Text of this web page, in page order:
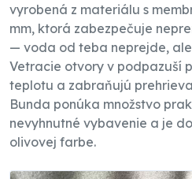
vyrobená z materiálu s
mm, ktorá zabezpečuje
— voda od teba neprejde,
Vetracie otvory v podpazuší
teplotu a zabraňujú
Bunda ponúka množstvo
nevyhnutné vybavenie a je
olivovej farbe.